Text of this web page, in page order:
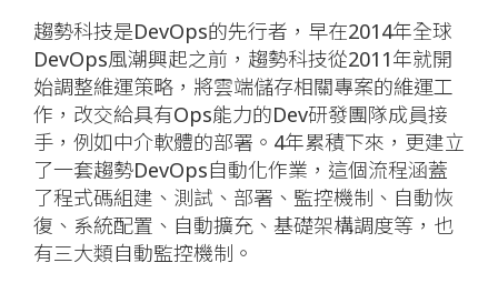
趨勢科技是DevOps的先行者，早在2014年全球
DevOps風潮興起之前，趨勢科技從2011年就開
始調整維運策略，將雲端儲存相關專案的維運工
作，改交給具有Ops能力的Dev研發團隊成員接
手，例如中介軟體的部署。4年累積下來，更建立
了一套趨勢DevOps自動化作業，這個流程涵蓋
了程式碼組建、測試、部署、監控機制、自動恢
復、系統配置、自動擴充、基礎架構調度等，也
有三大類自動監控機制。